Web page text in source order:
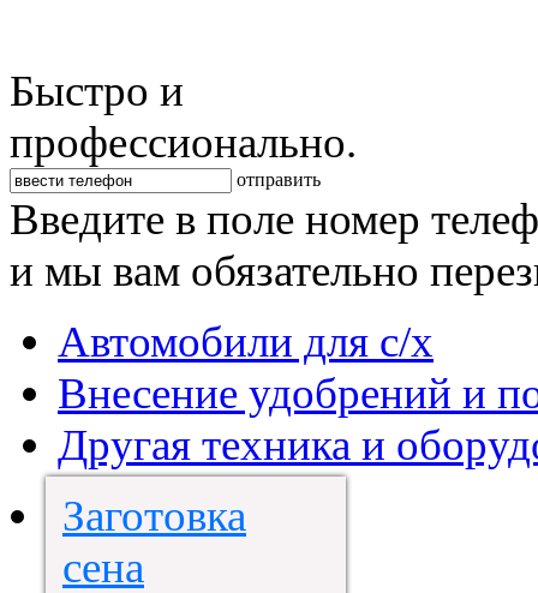
Быстро и
профессионально.
отправить
Введите в поле номер
и мы вам обязательно
Автомобили для с/х
Внесение удобрений и
Другая техника и
Заготовка
сена